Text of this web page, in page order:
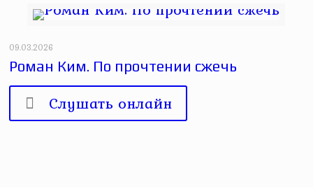
09.03.2026
Роман Ким. По прочтении сжечь
Слушать онлайн